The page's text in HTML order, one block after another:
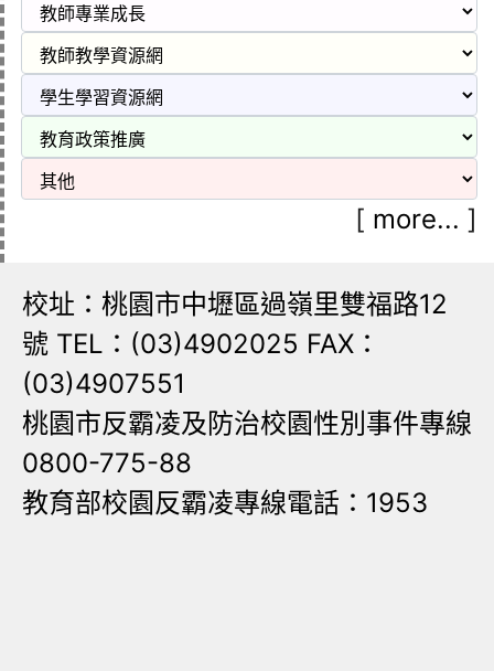
[ more... ]
校址：桃園市中壢區過嶺里雙福路12
號 TEL：(03)4902025 FAX：
(03)4907551
桃園市反霸凌及防治校園性別事件專線
0800-775-88
教育部校園反霸凌專線電話：1953